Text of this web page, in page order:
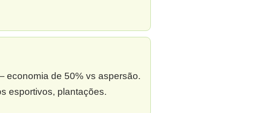
economia de 50% vs aspersão.
esportivos, plantações.